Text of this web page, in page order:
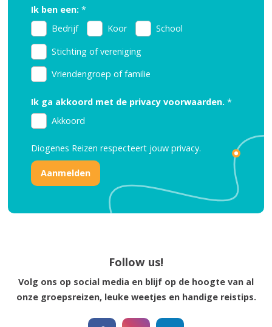
Ik ben een: *
Bedrijf
Koor
School
Stichting of vereniging
Vriendengroep of familie
Ik ga akkoord met de privacy voorwaarden. *
Akkoord
Diogenes Reizen respecteert jouw privacy.
Follow us!
Volg ons op social media en blijf op de hoogte van al
onze groepsreizen, leuke weetjes en handige reistips.